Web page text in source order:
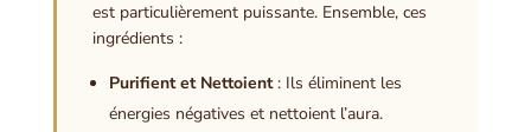
est particulièrement puissante. Ensemble, ces
ingrédients :
Purifient et Nettoient: Ils éliminent les
énergies négatives et nettoient l’aura.